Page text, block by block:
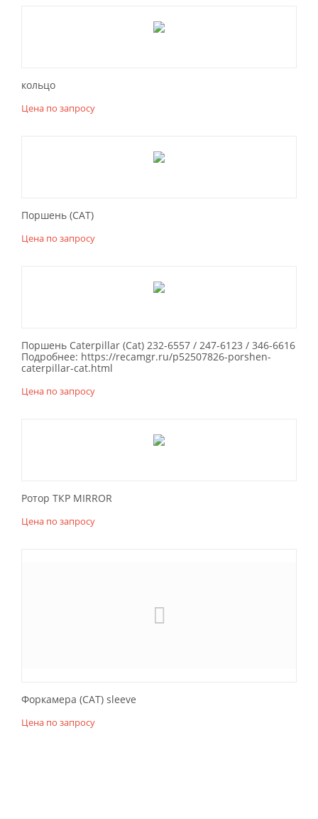
кольцо
Цена по запросу
Поршень (САТ)
Цена по запросу
Поршень Caterpillar (Cat) 232-6557 / 247-6123 / 346-6616
Подробнее: https://recamgr.ru/p52507826-porshen-
caterpillar-cat.html
Цена по запросу
Ротор ТКР MIRROR
Цена по запросу
Форкамера (САТ) sleeve
Цена по запросу